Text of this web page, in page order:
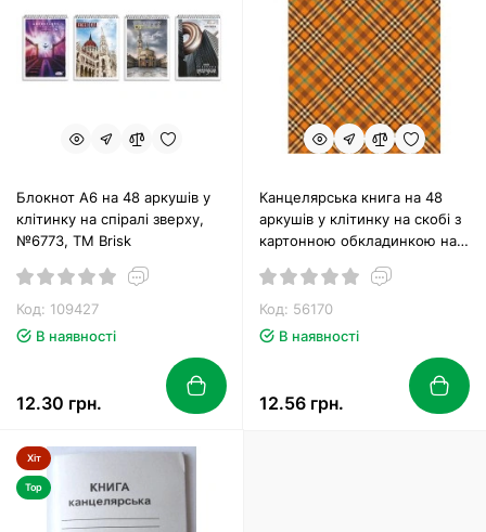
Блокнот А6 на 48 аркушів у
клітинку на спіралі зверху,
№6773, ТМ Brisk
Код: 109427
В наявності
12.30 грн.
Канцелярська книга на 48
аркушів у клітинку на скобі з
картонною обкладинкою на
Рюкзачок
Код: 56170
В наявності
12.56 грн.
Хіт
Top